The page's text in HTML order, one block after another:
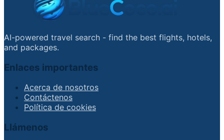
AI-powered travel search - find the best flights, hotels,
and packages.
Enlaces importantes
Acerca de nosotros
Contáctenos
Política de cookies
Llámenos